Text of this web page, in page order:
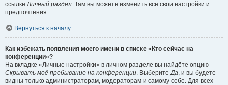
ссылкеЛичный раздел. Там вы можете изменить все свои настройки и
предпочтения.
Вернуться к началу
Как избежать появления моего имени в списке «Кто сейчас на
конференции»?
На вкладке «Личные настройки» в личном разделе вы найдёте опцию
Скрывать моё пребывание на конференции. ВыберитеДа, и вы будете
видны только администраторам, модераторам и самому себе. Для всех